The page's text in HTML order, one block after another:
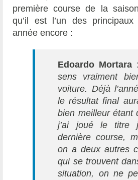
première course de la
qu’il est l’un des
année encore :
Edoardo Mortara :
sens vraiment
voiture. Déjà
le résultat final
bien meilleur étant
j’ai joué le titre
dernière course,
on a deux autres
qui se trouvent
situation, on ne